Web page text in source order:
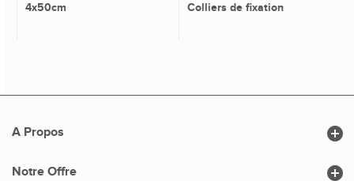
4x50cm Colliers de fixation
A Propos 
Notre Offre 